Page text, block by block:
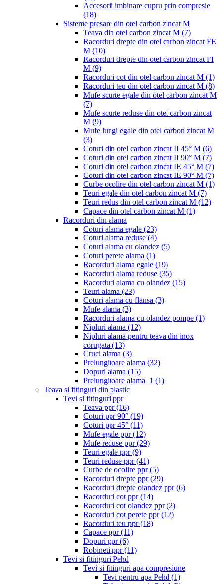
Accesorii imbinare cupru prin compresie
(18)
Sisteme presare din otel carbon zincat M
Teava din otel carbon zincat M (7)
Racorduri drepte din otel carbon zincat FE
M (10)
Racorduri drepte din otel carbon zincat FI
M (9)
Racorduri cot din otel carbon zincat M (1)
Racorduri teu din otel carbon zincat M (8)
Mufe scurte egale din otel carbon zincat M
(7)
Mufe scurte reduse din otel carbon zincat
M (9)
Mufe lungi egale din otel carbon zincat M
(3)
Coturi din otel carbon zincat II 45° M (6)
Coturi din otel carbon zincat II 90° M (7)
Coturi din otel carbon zincat IE 45° M (7)
Coturi din otel carbon zincat IE 90° M (7)
Curbe ocolire din otel carbon zincat M (1)
Teuri egale din otel carbon zincat M (7)
Teuri redus din otel carbon zincat M (12)
Capace din otel carbon zincat M (1)
Racorduri din alama
Coturi alama egale (23)
Coturi alama reduse (4)
Coturi alama cu olandez (5)
Coturi perete alama (1)
Racorduri alama egale (19)
Racorduri alama reduse (35)
Racorduri alama cu olandez (15)
Teuri alama (23)
Coturi alama cu flansa (3)
Mufe alama (3)
Racorduri alama cu olandez pompe (1)
Nipluri alama (12)
Nipluri alama pentru teava din inox
corugata (13)
Cruci alama (3)
Prelungitoare alama (32)
Dopuri alama (15)
Prelungitoare alama_1 (1)
Teava si fitinguri din plastic
Tevi si fitinguri ppr
Teava ppr(16)
Coturi ppr 90° (19)
Coturi ppr 45° (11)
Mufe egale ppr(12)
Mufe reduse ppr(29)
Teuri egale ppr(9)
Teuri reduse ppr(41)
Curbe de ocolire ppr(5)
Racorduri drepte ppr(29)
Racorduri drepte olandez ppr(6)
Racorduri cot ppr(14)
Racorduri cot olandez ppr(2)
Racorduri cot perete ppr(12)
Racorduri teu ppr(18)
Capace ppr(11)
Dopuri ppr(6)
Robineti ppr(11)
Tevi si fitinguri Pehd
Tevi si fitinguri apa compresiune
Tevi pentru apa Pehd (1)